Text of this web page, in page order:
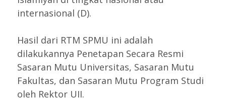
internasional (D).
Hasil dari RTM SPMU ini adalah
dilakukannya Penetapan Secara Resmi
Sasaran Mutu Universitas, Sasaran Mutu
Fakultas, dan Sasaran Mutu Program Studi
oleh Rektor UII.